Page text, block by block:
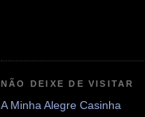
NÃO DEIXE DE VISITAR
A Minha Alegre Casinha